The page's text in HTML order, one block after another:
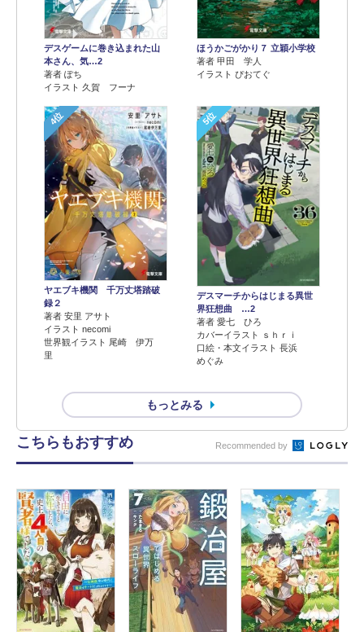
デスゲームに巻き込まれた山
本さん、気…2
著者 ぽち
イラスト 久賀 フーナ
ほうかごがかり７ 立穎小学校
著者 甲田 学人
イラスト ぴおてぐ
4位
ヤエブキ機関 千万丈塔踏破
録２
著者 安里 アサト
イラスト necomi
世界観イラスト 尾崎 伊万
里
5位
デスマーチからはじまる異世
界狂想曲 …2
著者 愛七 ひろ
カバーイラスト ｓｈｒｉ
口絵・本文イラスト 長浜
めぐみ
もっとみる
こちらもおすすめ Recommended by